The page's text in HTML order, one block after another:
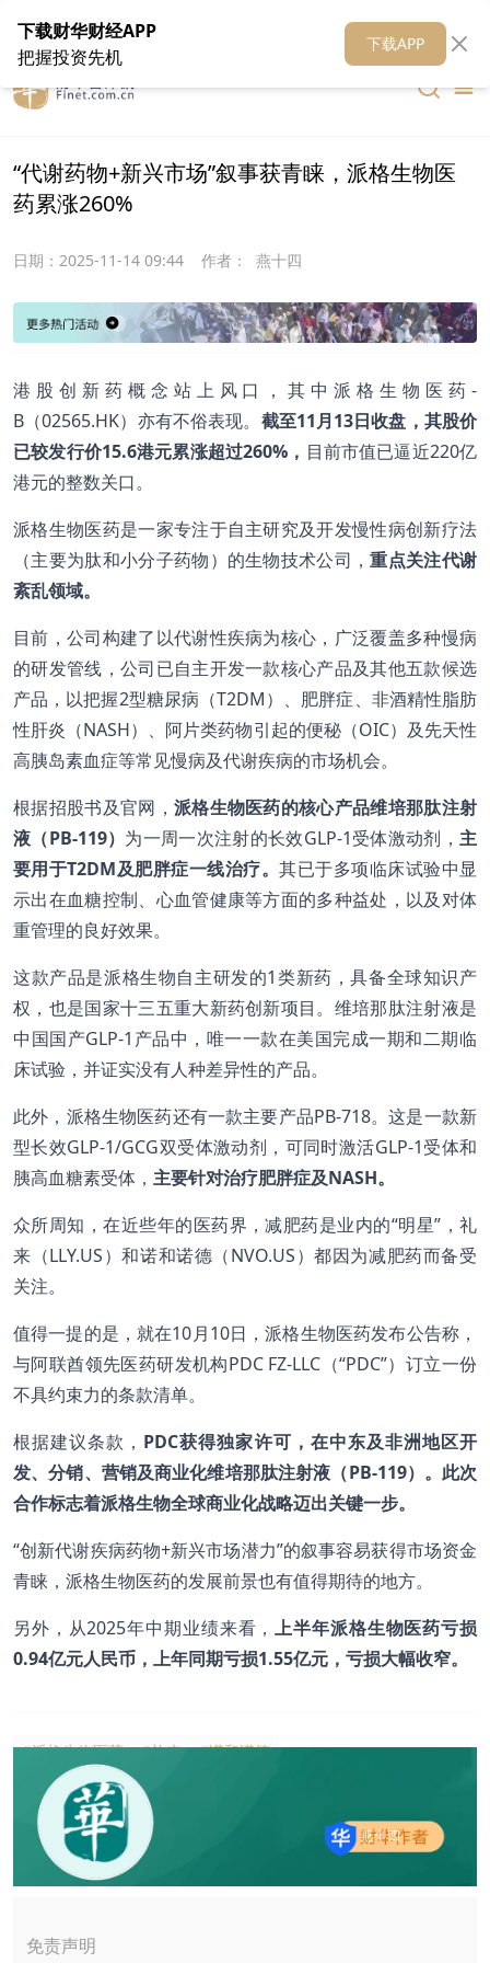
在线客服 关于我们 财华媒体矩阵 财华智库
“代谢药物+新兴市场”叙事获青睐，派格生物医
药累涨260%
日期： 2025-11-14 09:44 作者： 燕十四
港股创新药概念站上风口，其中派格生物医药-
B（02565.HK）亦有不俗表现。 截至11月13日收盘，其股价
已较发行价15.6港元累涨超过260%， 目前市值已逼近220亿
港元的整数关口。
派格生物医药是一家专注于自主研究及开发慢性病创新疗法
（主要为肽和小分子药物）的生物技术公司，重点关注代谢
紊乱领域。
目前，公司构建了以代谢性疾病为核心，广泛覆盖多种慢病
的研发管线，公司已自主开发一款核心产品及其他五款候选
产品，以把握2型糖尿病（T2DM）、肥胖症、非酒精性脂肪
性肝炎（NASH）、阿片类药物引起的便秘（OIC）及先天性
高胰岛素血症等常见慢病及代谢疾病的市场机会。
根据招股书及官网， 派格生物医药的核心产品维培那肽注射
液（PB-119） 为一周一次注射的长效GLP-1受体激动剂，主
要用于T2DM及肥胖症一线治疗。其已于多项临床试验中显
示出在血糖控制、心血管健康等方面的多种益处，以及对体
重管理的良好效果。
这款产品是派格生物自主研发的1类新药，具备全球知识产
权，也是国家十三五重大新药创新项目。维培那肽注射液是
中国国产GLP-1产品中，唯一一款在美国完成一期和二期临
床试验，并证实没有人种差异性的产品。
此外，派格生物医药还有一款主要产品PB-718。这是一款新
型长效GLP-1/GCG双受体激动剂，可同时激活GLP-1受体和
胰高血糖素受体， 主要针对治疗肥胖症及NASH。
众所周知，在近些年的医药界，减肥药是业内的“明星”，礼
来（LLY.US）和诺和诺德（NVO.US）都因为减肥药而备受
关注。
值得一提的是，就在10月10日，派格生物医药发布公告称，
与阿联酋领先医药研发机构PDC FZ-LLC（“PDC”）订立一份
不具约束力的条款清单。
根据建议条款， PDC获得独家许可， 在中东及非洲地区开
发、分销、营销及商业化维培那肽注射液 （PB-119） 。此次
合作标志着派格生物全球商业化战略迈出关键一步。
“创新代谢疾病药物+新兴市场潜力”的叙事容易获得市场资金
青睐，派格生物医药的发展前景也有值得期待的地方。
另外，从2025年中期业绩来看，上半年派格生物医药亏损
0.94亿元人民币，上年同期亏损1.55亿元，亏损大幅收窄。
#派格生物医药 #礼来 #诺和诺德
燕十四
免责声明
下载财华财经APP
把握投资先机
下载APP